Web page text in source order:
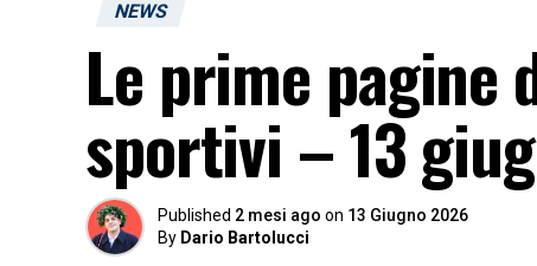
NEWS
Le prime
sportivi – 13
Published 2 mesi ago on 13 Giugno 2026
By Dario Bartolucci